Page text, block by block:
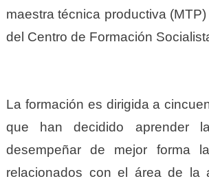
maestra técnica productiva
del Centro de Formación
La formación es dirigida a
que han decidido aprender
desempeñar de mejor forma
relacionados con el área de la